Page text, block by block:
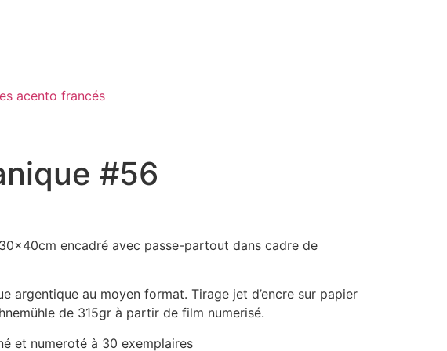
acento francés
#56
encadré avec passe-partout dans cadre de
argentique au moyen format. Tirage jet d’encre sur papier
de 315gr à partir de film numerisé.
et numeroté à 30 exemplaires